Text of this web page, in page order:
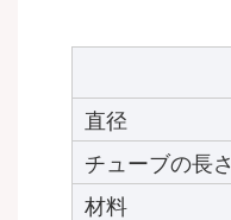
直径
チューブの長さ
材料